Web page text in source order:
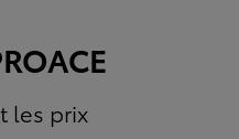
les prix